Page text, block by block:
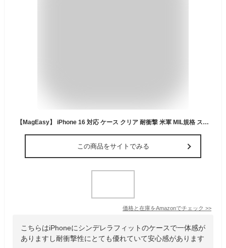
【MagEasy】 iPhone 16 対応 ケース クリア 耐衝撃 米軍 MIL規格 スマホケース 透明 スマホカバー [ iPhone16 アイフォン 16 対応 携帯ケース ] iPhone 16 Case Odyssey レザーブラック
この商品をサイトでみる
価格と在庫をAmazonでチェック >>
こちらはiPhoneにシンデレラフィットのケースで一体感が
ありますし耐衝撃性にとても優れていて安心感があります